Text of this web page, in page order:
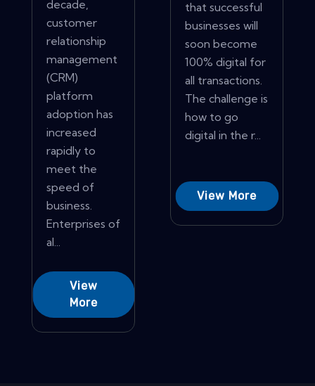
decade,
customer
relationship
management
(CRM)
platform
adoption has
increased
rapidly to
meet the
speed of
business.
Enterprises of
al...
View
More
that successful
businesses will
soon become
100% digital for
all transactions.
The challenge is
how to go
digital in the r...
View More